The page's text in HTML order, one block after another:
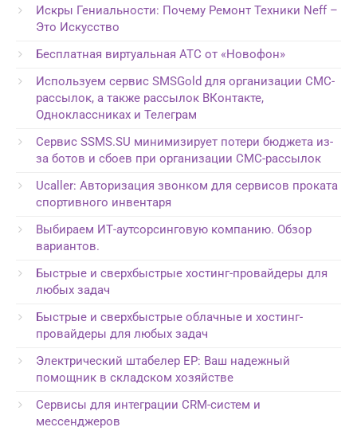
Искры Гениальности: Почему Ремонт Техники Neff –
Это Искусство
Бесплатная виртуальная АТС от «Новофон»
Используем сервис SMSGold для организации СМС-
рассылок, а также рассылок ВКонтакте,
Одноклассниках и Телеграм
Сервис SSMS.SU минимизирует потери бюджета из-
за ботов и сбоев при организации СМС-рассылок
Ucaller: Авторизация звонком для сервисов проката
спортивного инвентаря
Выбираем ИТ-аутсорсинговую компанию. Обзор
вариантов.
Быстрые и сверхбыстрые хостинг-провайдеры для
любых задач
Быстрые и сверхбыстрые облачные и хостинг-
провайдеры для любых задач
Электрический штабелер EP: Ваш надежный
помощник в складском хозяйстве
Сервисы для интеграции CRM-систем и
мессенджеров